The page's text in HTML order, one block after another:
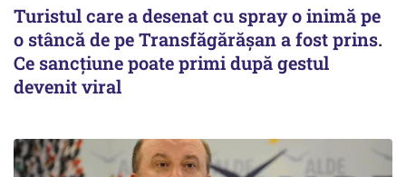
Turistul care a desenat cu spray o inimă pe
o stâncă de pe Transfăgărășan a fost prins.
Ce sancțiune poate primi după gestul
devenit viral